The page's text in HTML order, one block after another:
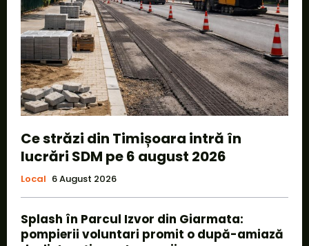
Ce străzi din Timișoara intră în
lucrări SDM pe 6 august 2026
Local 6 August 2026
Splash în Parcul Izvor din Giarmata:
pompierii voluntari promit o după-amiază